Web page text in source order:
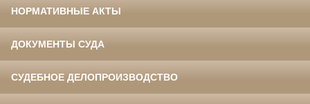
НОРМАТИВНЫЕ АКТЫ
ДОКУМЕНТЫ СУДА
СУДЕБНОЕ ДЕЛОПРОИЗВОДСТВО